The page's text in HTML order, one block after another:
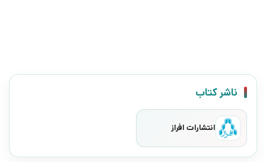
ناشر کتاب
انتشارات افراز